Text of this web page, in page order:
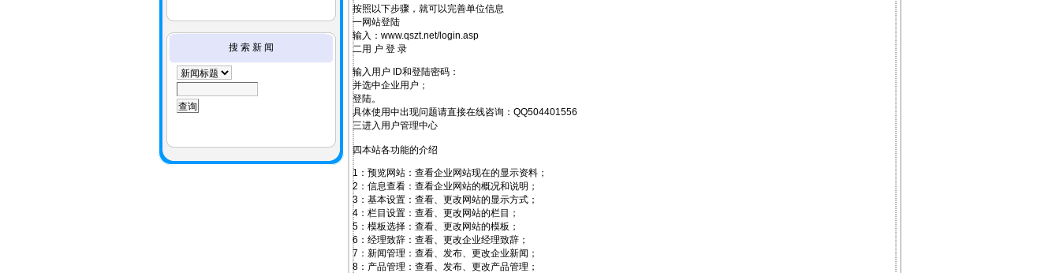
搜 索 新 闻
按照以下步骤，就可以完善单位信息
一网站登陆
输入：www.qszt.net/login.asp
二用 户 登 录
输入用户 ID和登陆密码：
并选中企业用户；
登陆。
具体使用中出现问题请直接在线咨询：QQ504401556
三进入用户管理中心
四本站各功能的介绍
1：预览网站：查看企业网站现在的显示资料；
2：信息查看：查看企业网站的概况和说明；
3：基本设置：查看、更改网站的显示方式；
4：栏目设置：查看、更改网站的栏目；
5：模板选择：查看、更改网站的模板；
6：经理致辞：查看、更改企业经理致辞；
7：新闻管理：查看、发布、更改企业新闻；
8：产品管理：查看、发布、更改产品管理；